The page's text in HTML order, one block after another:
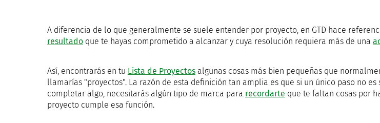
A diferencia de lo que generalmente se suele entender por proyecto, en GTD hace
resultado que te hayas comprometido a alcanzar y cuya resolución requiera más de una
Así, encontrarás en tu Lista de Proyectos algunas cosas más bien pequeñas que
llamarías "proyectos". La razón de esta definición tan amplia es que si un único paso no es
completar algo, necesitarás algún tipo de marca para recordarte que te faltan cosas por
proyecto cumple esa función.